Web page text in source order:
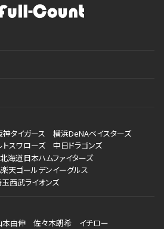
神タイガース
横浜DeNAベイスターズ
トスワローズ
中日ドラゴンズ
北海道日本ハムファイターズ
天ゴールデンイーグルス
西武ライオンズ
本由伸 佐々木朗希
イチロー